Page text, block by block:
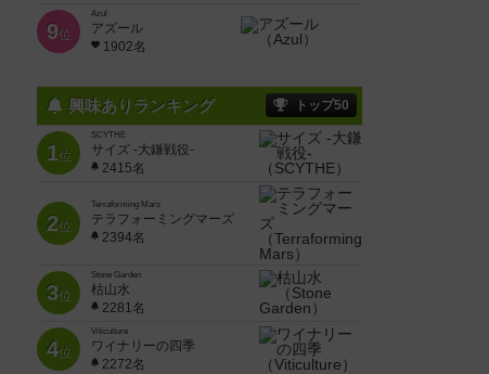
9位
Azul
アズール
1902名
興味ありランキング トップ50
1位
SCYTHE
サイズ -大鎌戦役-
2415名
2位
Terraforming Mars
テラフォーミングマーズ
2394名
3位
Stone Garden
枯山水
2281名
4位
Viticulture
ワイナリーの四季
2272名